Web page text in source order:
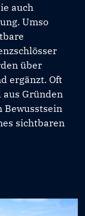
auch
Umso
über
ergänzt. Oft
Gründen
Bewusstsein
sichtbaren